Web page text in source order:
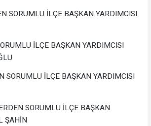
SORUMLU İLÇE BAŞKAN YARDIMCISI
İLÇE BAŞKAN YARDIMCISI
SORUMLU İLÇE BAŞKAN YARDIMCISI
SORUMLU İLÇE BAŞKAN
ŞAHİN